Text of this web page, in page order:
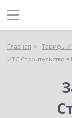
Главная Тарифы
ИТС Строительство в